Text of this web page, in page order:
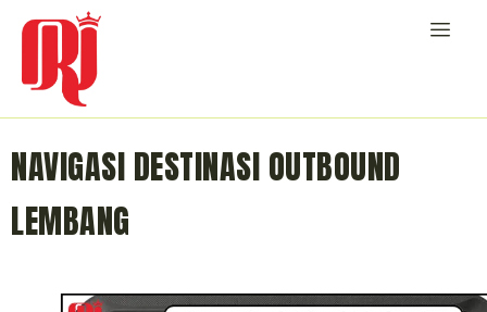
NAVIGASI DESTINASI OUTBOUND
LEMBANG